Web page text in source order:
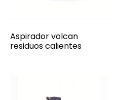
Aspirador volcan
residuos calientes